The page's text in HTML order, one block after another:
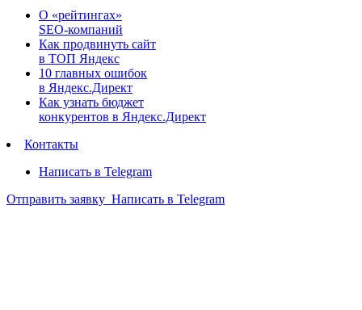
О «рейтингах»
SEO-компаний
Как продвинуть сайт
в ТОП Яндекс
10 главных ошибок
в Яндекс.Директ
Как узнать бюджет
конкурентов в Яндекс.Директ
Контакты
Написать в Telegram
Отправить заявку Написать в Telegram